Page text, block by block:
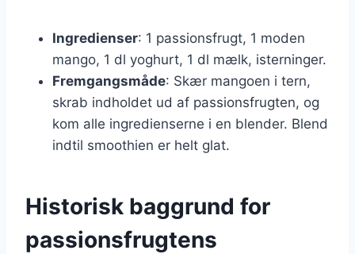
Ingredienser: 1 passionsfrugt, 1 moden
mango, 1 dl yoghurt, 1 dl mælk, isterninger.
Fremgangsmåde: Skær mangoen i tern,
skrab indholdet ud af passionsfrugten, og
kom alle ingredienserne i en blender. Blend
indtil smoothien er helt glat.
Historisk baggrund for
passionsfrugtens